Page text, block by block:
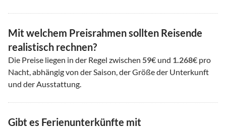
Mit welchem Preisrahmen sollten Reisende
realistisch rechnen?
Die Preise liegen in der Regel zwischen 59€ und 1.268€ pro
Nacht, abhängig von der Saison, der Größe der Unterkunft
und der Ausstattung.
Gibt es Ferienunterkünfte mit